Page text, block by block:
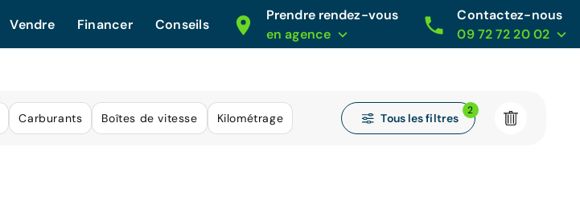
Vendre Financer Conseils
Prendre rendez-vous
en agence
Contactez-nous
09 72 72 20 02
Carburants Boîtes de vitesse Kilométrage Tous les filtres
2